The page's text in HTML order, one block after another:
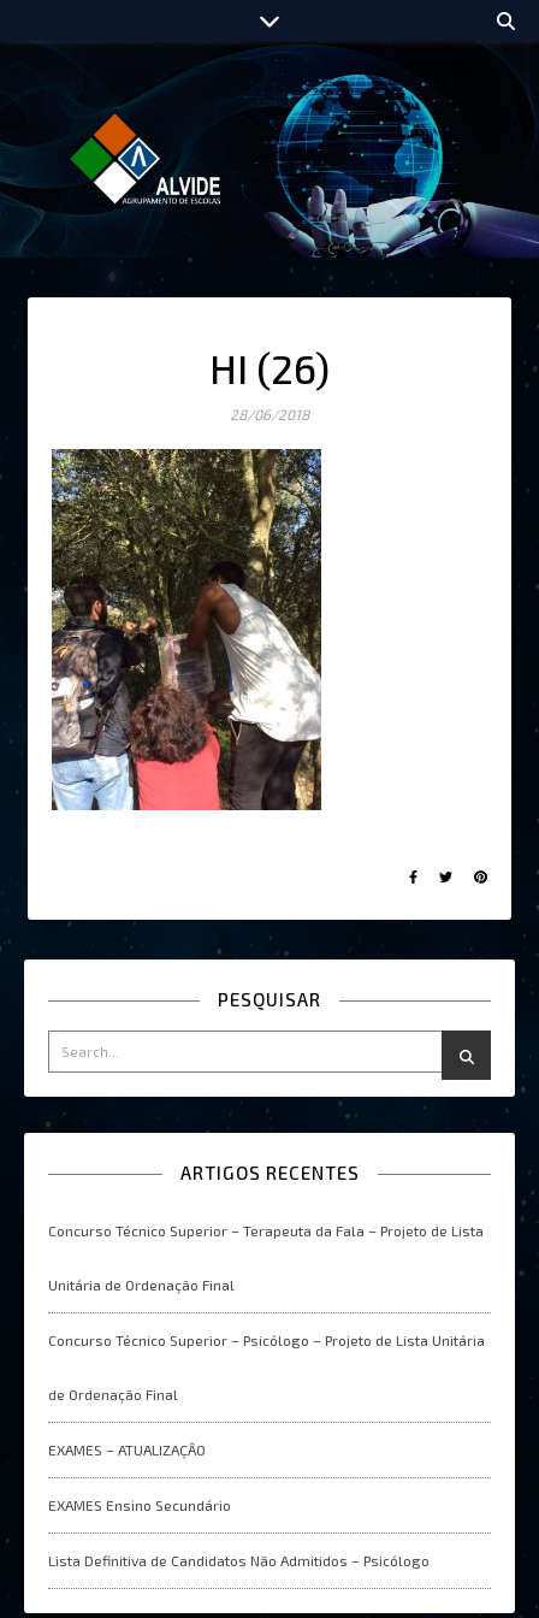
HI (26)
28/06/2018
PESQUISAR
ARTIGOS RECENTES
Concurso Técnico Superior – Terapeuta da Fala – Projeto de Lista
Unitária de Ordenação Final
Concurso Técnico Superior – Psicólogo – Projeto de Lista Unitária
de Ordenação Final
EXAMES – ATUALIZAÇÂO
EXAMES Ensino Secundário
Lista Definitiva de Candidatos Não Admitidos – Psicólogo